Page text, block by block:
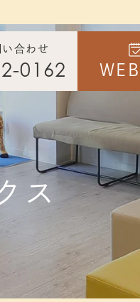
合わせ
0162 WEB
ス